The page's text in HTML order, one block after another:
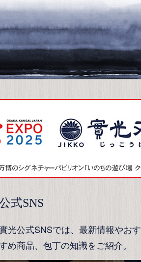
式SNS
光公式SNSでは、最新情報やおす
め商品、包丁の知識をご紹介。